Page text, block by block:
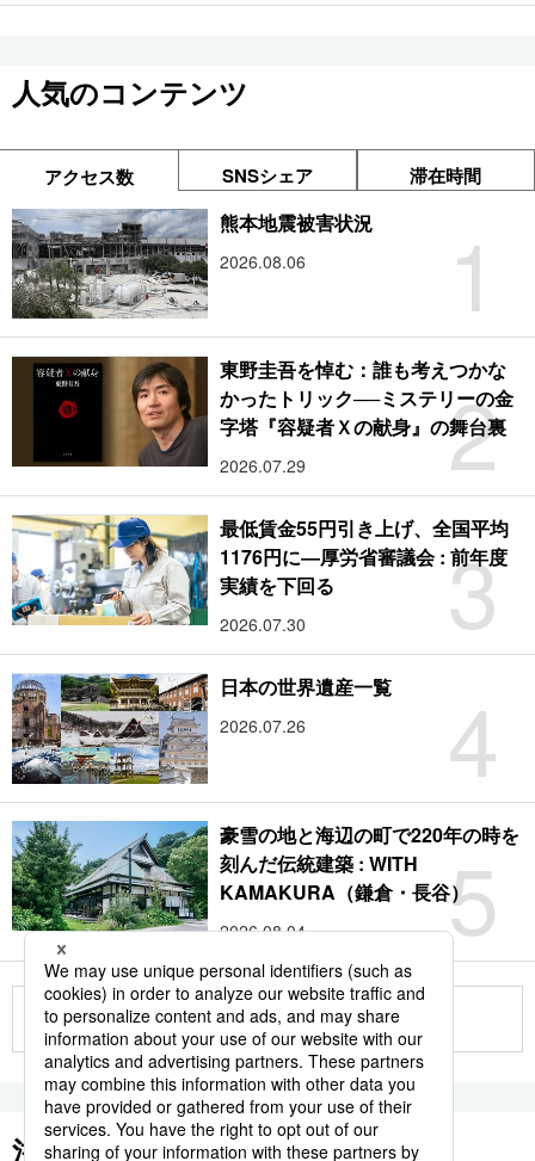
人気のコンテンツ
アクセス数 SNSシェア 滞在時間
1
熊本地震被害状況
2026.08.06
2
東野圭吾を悼む：誰も考えつかな
かったトリック──ミステリーの金
字塔『容疑者Ｘの献身』の舞台裏
2026.07.29
3
最低賃金55円引き上げ、全国平均
1176円に―厚労省審議会 : 前年度
実績を下回る
2026.07.30
4
日本の世界遺産一覧
2026.07.26
5
豪雪の地と海辺の町で220年の時を
刻んだ伝統建築 : WITH
KAMAKURA（鎌倉・長谷）
2026.08.04
もっと見る
注目のキーワード